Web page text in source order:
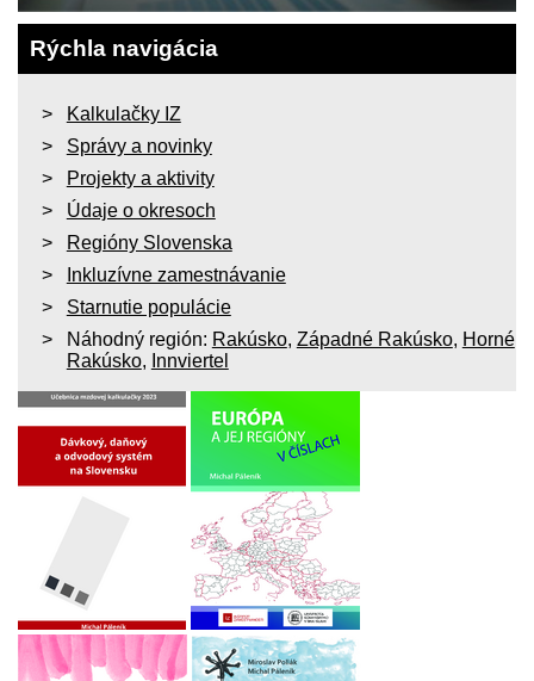
Rýchla navigácia
Kalkulačky IZ
Správy a novinky
Projekty a aktivity
Údaje o okresoch
Regióny Slovenska
Inkluzívne zamestnávanie
Starnutie populácie
Náhodný región: Rakúsko, Západné Rakúsko, Horné
Rakúsko, Innviertel